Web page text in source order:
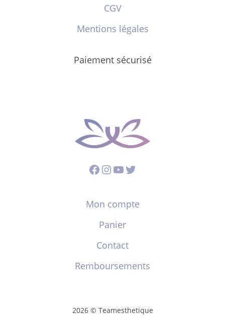
CGV
Mentions légales
Paiement sécurisé
Facebook
Instagram
YouTube
Twitter
Mon compte
Panier
Contact
Remboursements
2026 © Teamesthetique